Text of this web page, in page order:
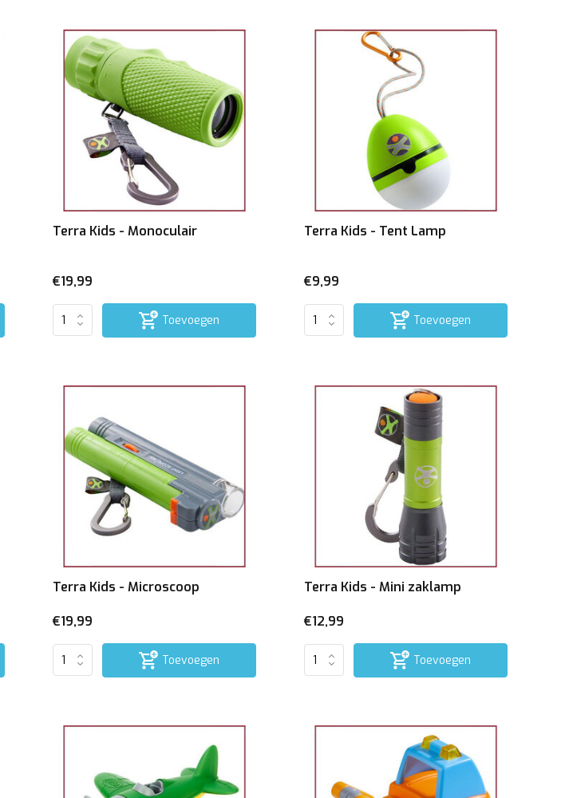
Terra Kids - Monoculair
€19,99
Toevoegen
Terra Kids - Tent Lamp
€9,99
Toevoegen
Terra Kids - Microscoop
€19,99
Toevoegen
Terra Kids - Mini zaklamp
€12,99
Toevoegen